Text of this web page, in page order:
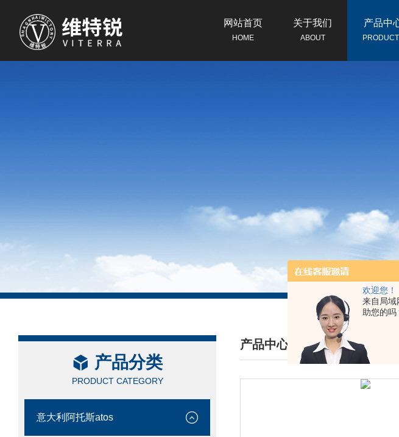
欢迎您！
来自局域
助您的吗
网站首页
HOME
关于我们
ABOUT
产品中
产品分类
PRODUCT CATEGORY
意大利阿托斯atos
产品中心
/ PRODUCTS CENTER